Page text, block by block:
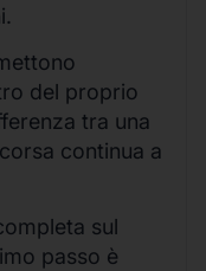
del proprio
tra una
continua a
sul
passo è